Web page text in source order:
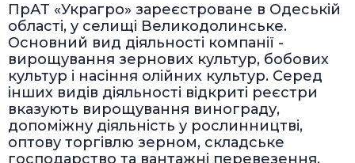
ПрАТ «Украгро» зареєстроване в Одеській
області, у селищі Великодолинське.
Основний вид діяльності компанії -
вирощування зернових культур, бобових
культур і насіння олійних культур. Серед
інших видів діяльності відкриті реєстри
вказують вирощування винограду,
допоміжну діяльність у рослинництві,
оптову торгівлю зерном, складське
господарство та вантажні перевезення.